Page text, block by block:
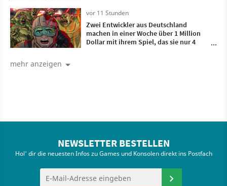
vor 11 Stunden
Zwei Entwickler aus Deutschland
machen in einer Woche über 1 Million
Dollar mit ihrem Spiel, das sie nur 4
mehr anzeigen
NEWSLETTER BESTELLEN
Hol' dir die neuesten Infos zu Games und Konsolen direkt ins Postfach